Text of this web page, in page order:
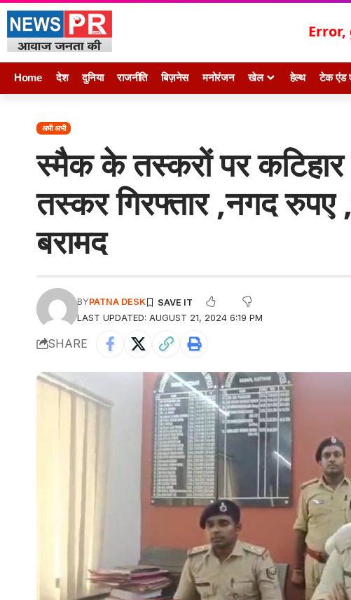
Home देश दुनिया राजनीति बिज़नेस मनोरंजन खेल हेल्थ टेक एंड
अभी अभी
स्मैक के तस्करों पर
तस्कर गिरफ्तार ,नगद
बरामद
LAST UPDATED: AUGUST 21, 2024 6:19 PM
BYPATNA DESK
SHARE